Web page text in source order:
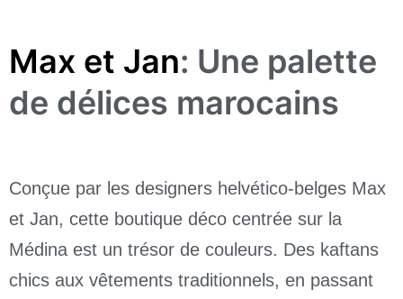
Max et Jan: Une palette
de délices marocains
Conçue par les designers helvético-belges Max
et Jan, cette boutique déco centrée sur la
Médina est un trésor de couleurs. Des kaftans
chics aux vêtements traditionnels, en passant